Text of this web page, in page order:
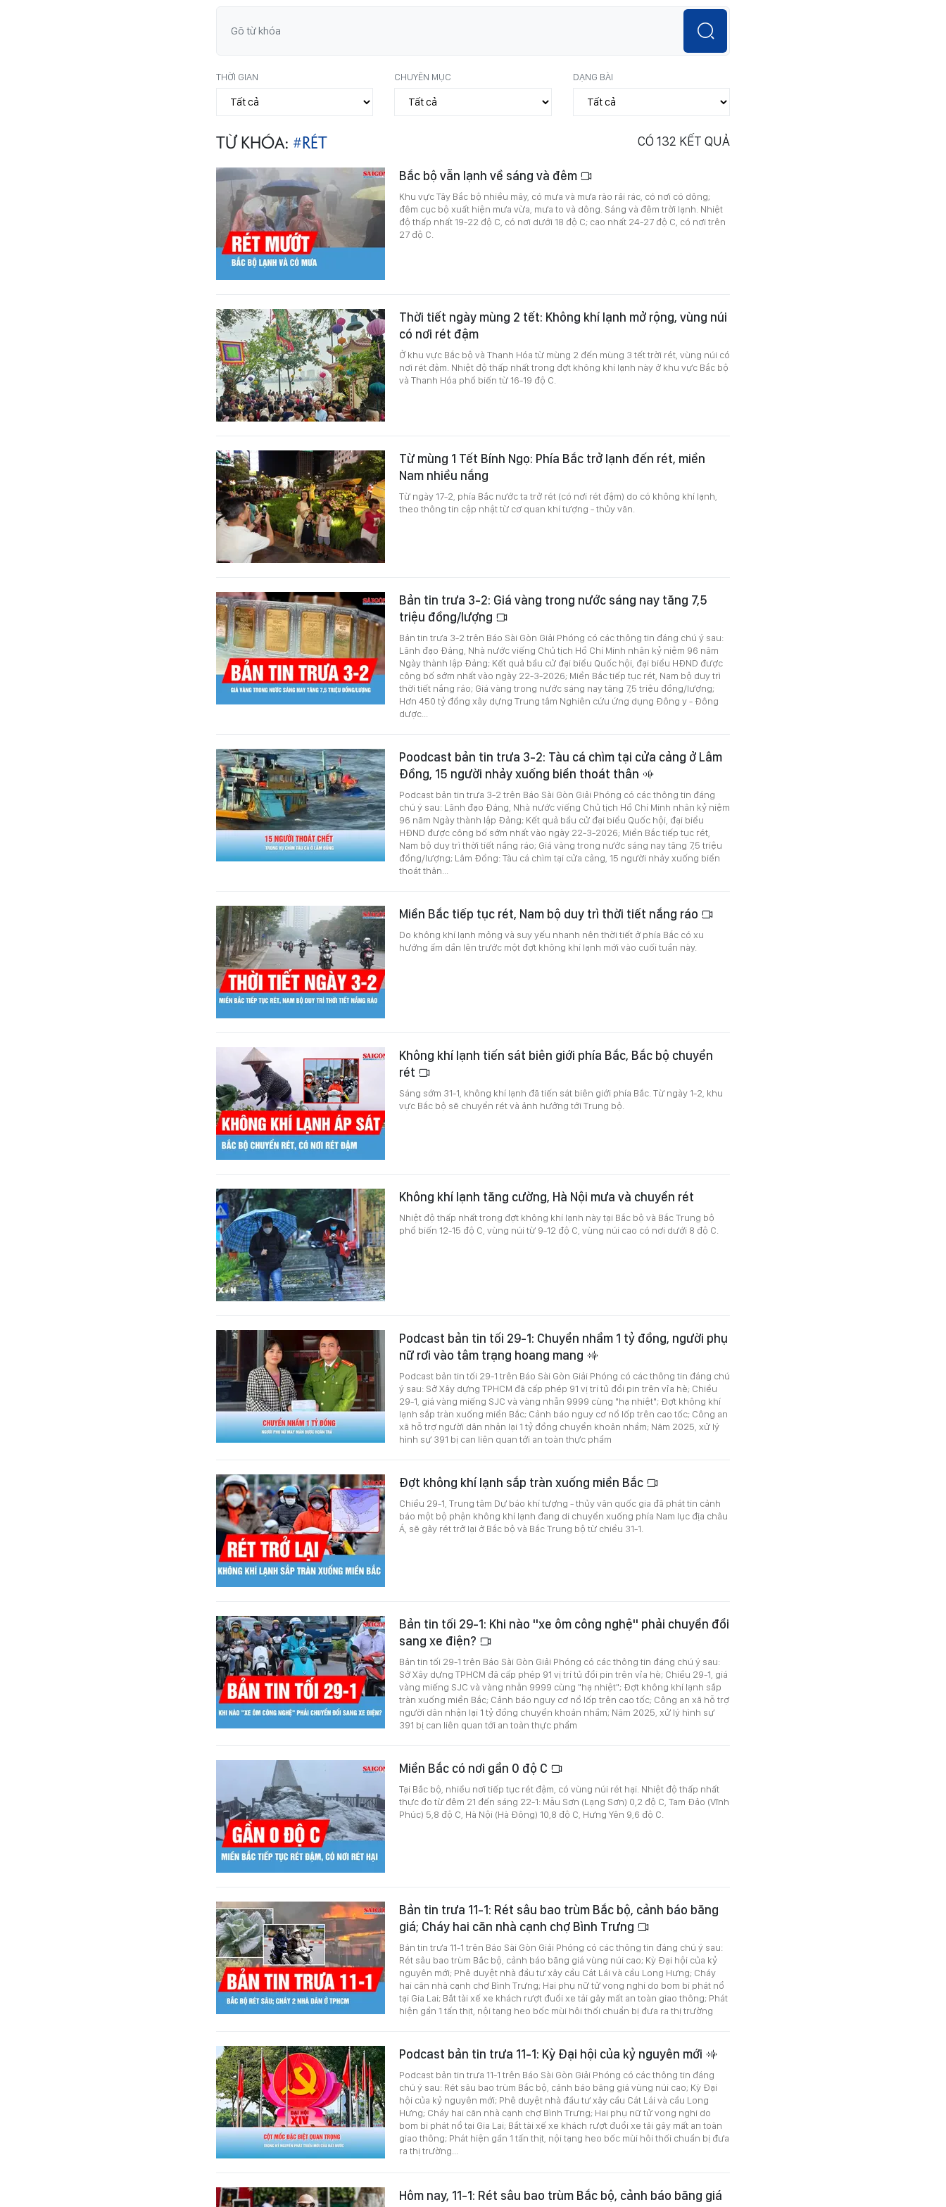
THỜI GIAN CHUYÊN MỤC DẠNG BÀI
TỪ KHÓA: #RÉT CÓ 132 KẾT QUẢ
Bắc bộ vẫn lạnh về sáng và đêm
Khu vực Tây Bắc bộ nhiều mây, có mưa và mưa rào rải rác, có nơi có dông;
đêm cục bộ xuất hiện mưa vừa, mưa to và dông. Sáng và đêm trời lạnh. Nhiệt
độ thấp nhất 19-22 độ C, có nơi dưới 18 độ C; cao nhất 24-27 độ C, có nơi trên
27 độ C.
Thời tiết ngày mùng 2 tết: Không khí lạnh mở rộng, vùng núi
có nơi rét đậm
Ở khu vực Bắc bộ và Thanh Hóa từ mùng 2 đến mùng 3 tết trời rét, vùng núi có
nơi rét đậm. Nhiệt độ thấp nhất trong đợt không khí lạnh này ở khu vực Bắc bộ
và Thanh Hóa phổ biến từ 16-19 độ C.
Từ mùng 1 Tết Bính Ngọ: Phía Bắc trở lạnh đến rét, miền
Nam nhiều nắng
Từ ngày 17-2, phía Bắc nước ta trở rét (có nơi rét đậm) do có không khí lạnh,
theo thông tin cập nhật từ cơ quan khí tượng - thủy văn.
Bản tin trưa 3-2: Giá vàng trong nước sáng nay tăng 7,5
triệu đồng/lượng
Bản tin trưa 3-2 trên Báo Sài Gòn Giải Phóng có các thông tin đáng chú ý sau:
Lãnh đạo Đảng, Nhà nước viếng Chủ tịch Hồ Chí Minh nhân kỷ niệm 96 năm
Ngày thành lập Đảng; Kết quả bầu cử đại biểu Quốc hội, đại biểu HĐND được
công bố sớm nhất vào ngày 22-3-2026; Miền Bắc tiếp tục rét, Nam bộ duy trì
thời tiết nắng ráo; Giá vàng trong nước sáng nay tăng 7,5 triệu đồng/lượng;
Hơn 450 tỷ đồng xây dựng Trung tâm Nghiên cứu ứng dụng Đông y - Đông
dược...
Poodcast bản tin trưa 3-2: Tàu cá chìm tại cửa cảng ở Lâm
Đồng, 15 người nhảy xuống biển thoát thân
Podcast bản tin trưa 3-2 trên Báo Sài Gòn Giải Phóng có các thông tin đáng
chú ý sau: Lãnh đạo Đảng, Nhà nước viếng Chủ tịch Hồ Chí Minh nhân kỷ niệm
96 năm Ngày thành lập Đảng; Kết quả bầu cử đại biểu Quốc hội, đại biểu
HĐND được công bố sớm nhất vào ngày 22-3-2026; Miền Bắc tiếp tục rét,
Nam bộ duy trì thời tiết nắng ráo; Giá vàng trong nước sáng nay tăng 7,5 triệu
đồng/lượng; Lâm Đồng: Tàu cá chìm tại cửa cảng, 15 người nhảy xuống biển
thoát thân...
Miền Bắc tiếp tục rét, Nam bộ duy trì thời tiết nắng ráo
Do không khí lạnh mỏng và suy yếu nhanh nên thời tiết ở phía Bắc có xu
hướng ấm dần lên trước một đợt không khí lạnh mới vào cuối tuần này.
Không khí lạnh tiến sát biên giới phía Bắc, Bắc bộ chuyển
rét
Sáng sớm 31-1, không khí lạnh đã tiến sát biên giới phía Bắc. Từ ngày 1-2, khu
vực Bắc bộ sẽ chuyển rét và ảnh hưởng tới Trung bộ.
Không khí lạnh tăng cường, Hà Nội mưa và chuyển rét
Nhiệt độ thấp nhất trong đợt không khí lạnh này tại Bắc bộ và Bắc Trung bộ
phổ biến 12-15 độ C, vùng núi từ 9-12 độ C, vùng núi cao có nơi dưới 8 độ C.
Podcast bản tin tối 29-1: Chuyển nhầm 1 tỷ đồng, người phụ
nữ rơi vào tâm trạng hoang mang
Podcast bản tin tối 29-1 trên Báo Sài Gòn Giải Phóng có các thông tin đáng chú
ý sau: Sở Xây dựng TPHCM đã cấp phép 91 vị trí tủ đổi pin trên vỉa hè; Chiều
29-1, giá vàng miếng SJC và vàng nhẫn 9999 cùng "hạ nhiệt"; Đợt không khí
lạnh sắp tràn xuống miền Bắc; Cảnh báo nguy cơ nổ lốp trên cao tốc; Công an
xã hỗ trợ người dân nhận lại 1 tỷ đồng chuyển khoản nhầm; Năm 2025, xử lý
hình sự 391 bị can liên quan tới an toàn thực phẩm
Đợt không khí lạnh sắp tràn xuống miền Bắc
Chiều 29-1, Trung tâm Dự báo khí tượng - thủy văn quốc gia đã phát tin cảnh
báo một bộ phận không khí lạnh đang di chuyển xuống phía Nam lục địa châu
Á, sẽ gây rét trở lại ở Bắc bộ và Bắc Trung bộ từ chiều 31-1.
Bản tin tối 29-1: Khi nào "xe ôm công nghệ" phải chuyển đổi
sang xe điện?
Bản tin tối 29-1 trên Báo Sài Gòn Giải Phóng có các thông tin đáng chú ý sau:
Sở Xây dựng TPHCM đã cấp phép 91 vị trí tủ đổi pin trên vỉa hè; Chiều 29-1, giá
vàng miếng SJC và vàng nhẫn 9999 cùng "hạ nhiệt"; Đợt không khí lạnh sắp
tràn xuống miền Bắc; Cảnh báo nguy cơ nổ lốp trên cao tốc; Công an xã hỗ trợ
người dân nhận lại 1 tỷ đồng chuyển khoản nhầm; Năm 2025, xử lý hình sự
391 bị can liên quan tới an toàn thực phẩm
Miền Bắc có nơi gần 0 độ C
Tại Bắc bộ, nhiều nơi tiếp tục rét đậm, có vùng núi rét hại. Nhiệt độ thấp nhất
thực đo từ đêm 21 đến sáng 22-1: Mẫu Sơn (Lạng Sơn) 0,2 độ C, Tam Đảo (Vĩnh
Phúc) 5,8 độ C, Hà Nội (Hà Đông) 10,8 độ C, Hưng Yên 9,6 độ C.
Bản tin trưa 11-1: Rét sâu bao trùm Bắc bộ, cảnh báo băng
giá; Cháy hai căn nhà cạnh chợ Bình Trưng
Bản tin trưa 11-1 trên Báo Sài Gòn Giải Phóng có các thông tin đáng chú ý sau:
Rét sâu bao trùm Bắc bộ, cảnh báo băng giá vùng núi cao; Kỳ Đại hội của kỷ
nguyên mới; Phê duyệt nhà đầu tư xây cầu Cát Lái và cầu Long Hưng; Cháy
hai căn nhà cạnh chợ Bình Trưng; Hai phụ nữ tử vong nghi do bom bi phát nổ
tại Gia Lai; Bắt tài xế xe khách rượt đuổi xe tải gây mất an toàn giao thông; Phát
hiện gần 1 tấn thịt, nội tạng heo bốc mùi hôi thối chuẩn bị đưa ra thị trường
Podcast bản tin trưa 11-1: Kỳ Đại hội của kỷ nguyên mới
Podcast bản tin trưa 11-1 trên Báo Sài Gòn Giải Phóng có các thông tin đáng
chú ý sau: Rét sâu bao trùm Bắc bộ, cảnh báo băng giá vùng núi cao; Kỳ Đại
hội của kỷ nguyên mới; Phê duyệt nhà đầu tư xây cầu Cát Lái và cầu Long
Hưng; Cháy hai căn nhà cạnh chợ Bình Trưng; Hai phụ nữ tử vong nghi do
bom bi phát nổ tại Gia Lai; Bắt tài xế xe khách rượt đuổi xe tải gây mất an toàn
giao thông; Phát hiện gần 1 tấn thịt, nội tạng heo bốc mùi hôi thối chuẩn bị đưa
ra thị trường...
Hôm nay, 11-1: Rét sâu bao trùm Bắc bộ, cảnh báo băng giá